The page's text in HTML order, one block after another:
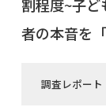
割程度~子
者の本音を
調査レポート